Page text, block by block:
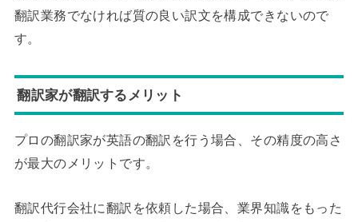
翻訳業務でなければ質の良い訳文を構成できないので
す。
翻訳家が翻訳するメリット
プロの翻訳家が英語の翻訳を行う場合、その精度の高さ
が最大のメリットです。
翻訳代行会社に翻訳を依頼した場合、業界知識をもった